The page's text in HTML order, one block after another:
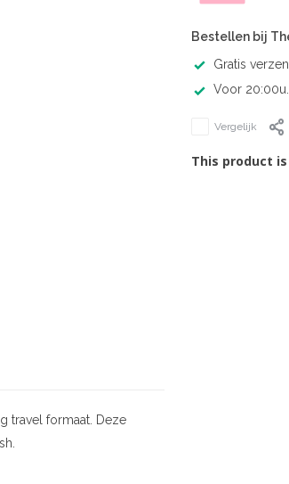
travel formaat. Deze
Bestellen bij
Gratis
Voor
Vergelijk
This product